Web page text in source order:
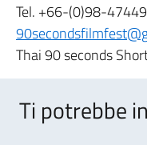
Tel. +66-(0)98-
Thai 90 seconds
Ti potrebbe